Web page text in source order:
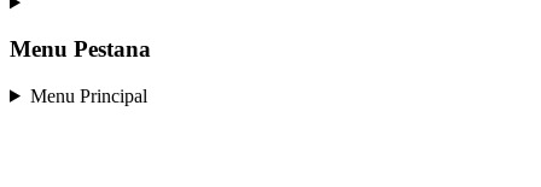
Menu Pestana
Menu Principal